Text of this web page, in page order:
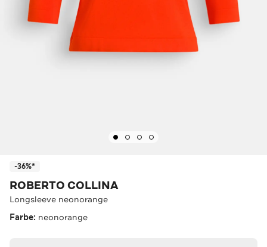
-36%*
ROBERTO COLLINA
Longsleeve neonorange
Farbe: neonorange